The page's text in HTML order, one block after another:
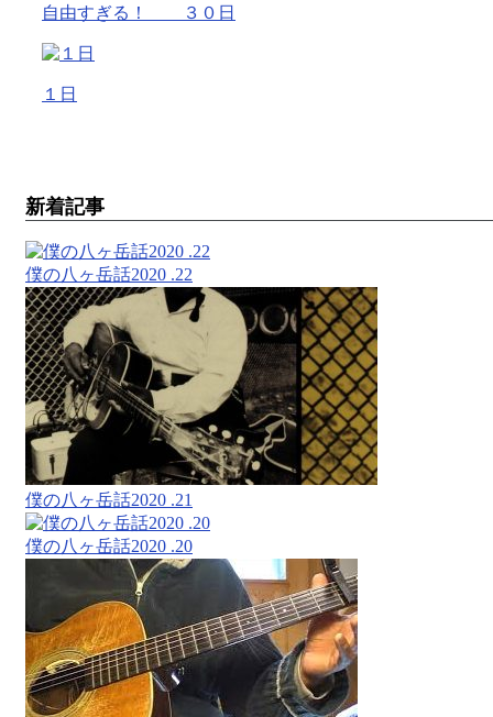
自由すぎる！ ３０日
１日
新着記事
僕の八ヶ岳話2020 .22
僕の八ヶ岳話2020 .21
僕の八ヶ岳話2020 .20